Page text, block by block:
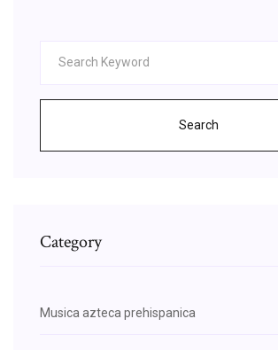
Search
Category
Musica azteca prehispanica